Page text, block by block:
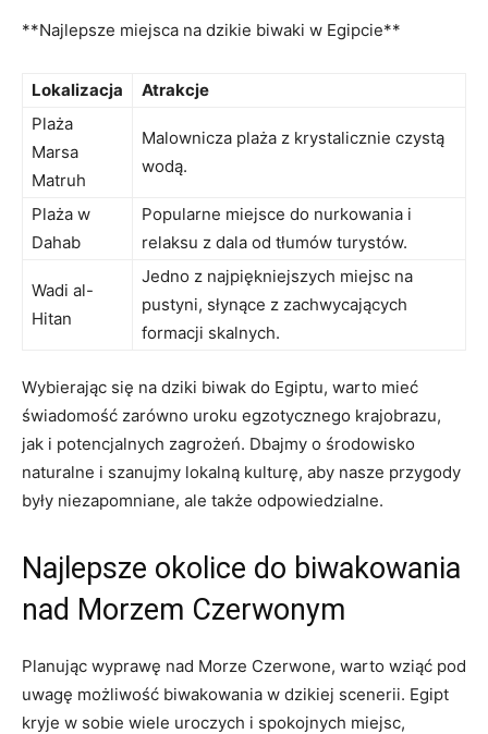
**Najlepsze miejsca na dzikie biwaki ⁣w Egipcie**
Lokalizacja
Atrakcje
Plaża
Marsa
Matruh
Malownicza plaża z krystalicznie czystą
wodą.
Plaża⁤ w
Dahab
Popularne miejsce do nurkowania​ i
relaksu z dala od tłumów turystów.
Wadi al-
Hitan
Jedno ⁤z⁤ najpiękniejszych‍ miejsc na
pustyni, słynące⁤ z zachwycających
formacji ​skalnych.
Wybierając się na dziki biwak ⁣do Egiptu, warto mieć
świadomość zarówno uroku egzotycznego krajobrazu,
jak i potencjalnych zagrożeń. Dbajmy⁣ o środowisko
naturalne i szanujmy lokalną ⁤kulturę, aby nasze przygody
były ⁤niezapomniane, ‍ale także odpowiedzialne.
Najlepsze‍ okolice⁤ do‌ biwakowania
nad Morzem Czerwonym
Planując wyprawę nad Morze Czerwone, ‌warto ⁤wziąć pod
uwagę możliwość ⁢biwakowania w dzikiej scenerii. Egipt
kryje w sobie wiele uroczych i‍ spokojnych miejsc,